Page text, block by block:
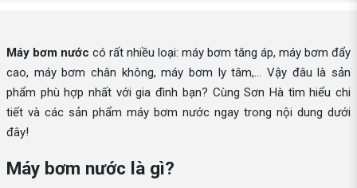
Máy bơm nước có rất nhiều loại: máy bơm tăng áp, máy bơm đẩy
cao, máy bơm chân không, máy bơm ly tâm,... Vậy đâu là sản
phẩm phù hợp nhất với gia đình bạn? Cùng Sơn Hà tìm hiểu chi
tiết và các sản phẩm máy bơm nước ngay trong nội dung dưới
đây!
Máy bơm nước là gì?